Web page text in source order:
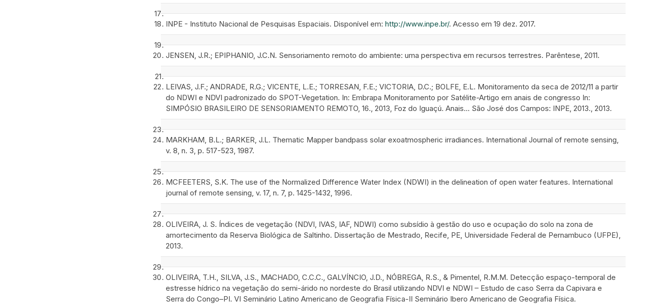
INPE - Instituto Nacional de Pesquisas Espaciais. Disponível em: http://www.inpe.br/. Acesso em 19 dez. 2017.
JENSEN, J.R.; EPIPHANIO, J.C.N. Sensoriamento remoto do ambiente: uma perspectiva em recursos terrestres. Parêntese, 2011.
LEIVAS, J.F.; ANDRADE, R.G.; VICENTE, L.E.; TORRESAN, F.E.; VICTORIA, D.C.; BOLFE, E.L. Monitoramento da seca de 2012/11 a partir
do NDWI e NDVI padronizado do SPOT-Vegetation. In: Embrapa Monitoramento por Satélite-Artigo em anais de congresso In:
SIMPÓSIO BRASILEIRO DE SENSORIAMENTO REMOTO, 16., 2013, Foz do Iguaçú. Anais... São José dos Campos: INPE, 2013., 2013.
MARKHAM, B.L.; BARKER, J.L. Thematic Mapper bandpass solar exoatmospheric irradiances. International Journal of remote sensing,
v. 8, n. 3, p. 517-523, 1987.
MCFEETERS, S.K. The use of the Normalized Difference Water Index (NDWI) in the delineation of open water features. International
journal of remote sensing, v. 17, n. 7, p. 1425-1432, 1996.
OLIVEIRA, J. S. Índices de vegetação (NDVI, IVAS, IAF, NDWI) como subsídio à gestão do uso e ocupação do solo na zona de
amortecimento da Reserva Biológica de Saltinho. Dissertação de Mestrado, Recife, PE, Universidade Federal de Pernambuco (UFPE),
2013.
OLIVEIRA, T.H., SILVA, J.S., MACHADO, C.C.C., GALVÍNCIO, J.D., NÓBREGA, R.S., & Pimentel, R.M.M. Detecção espaço-temporal de
estresse hídrico na vegetação do semi-árido no nordeste do Brasil utilizando NDVI e NDWI – Estudo de caso Serra da Capivara e
Serra do Congo–PI. VI Seminário Latino Americano de Geografia Física-II Seminário Ibero Americano de Geografia Física.